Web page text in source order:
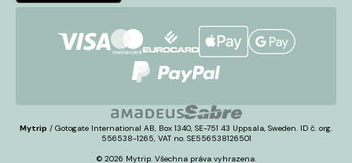
Mytrip / Gotogate International AB, Box 1340, SE-751 43 Uppsala, Sweden. ID č. org.
556538-1265, VAT no. SE556538126501
© 2026 Mytrip. Všechna práva vyhrazena.